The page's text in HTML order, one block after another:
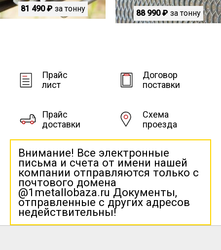
81 490 ₽ за тонну 88 990 ₽ за тонну
Прайс
лист
Договор
поставки
Прайс
доставки
Схема
проезда
Внимание! Все электронные
письма и счета от имени нашей
компании отправляются только с
почтового домена
@1metallobaza.ru Документы,
отправленные с других адресов
недействительны!